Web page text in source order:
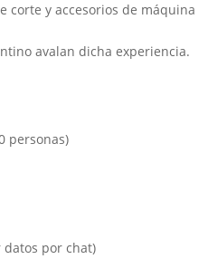
corte y accesorios de máquina
avalan dicha experiencia.
personas)
datos por chat)